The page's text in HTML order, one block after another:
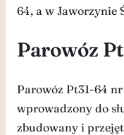
64, a w Jaworzynie
Parowóz
Parowóz Pt31-64
wprowadzony do
zbudowany i